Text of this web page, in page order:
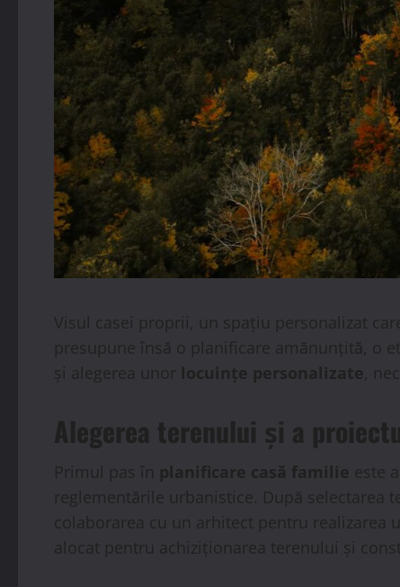
Visul casei proprii, un spațiu personalizat
presupune însă o planificare amănunțită, o
și alegerea unor locuințe personalizate,
Alegerea terenului și a
Primul pas în planificare casă familie este
reglementările urbanistice. După selectarea
colaborarea cu un arhitect pentru realizarea
alocat pentru achiziționarea terenului și